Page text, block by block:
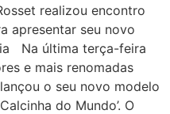
realizou encontro
apresentar seu novo
Na última terça-feira
e mais renomadas
o seu novo modelo
do Mundo’. O